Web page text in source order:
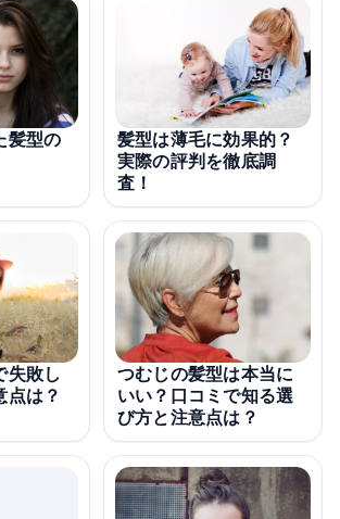
髪型の
髪型は薄毛に効果的？
実際の評判を徹底調
査！
失敗し
点は？
つむじの髪型は本当に
いい？口コミで知る選
び方と注意点は？